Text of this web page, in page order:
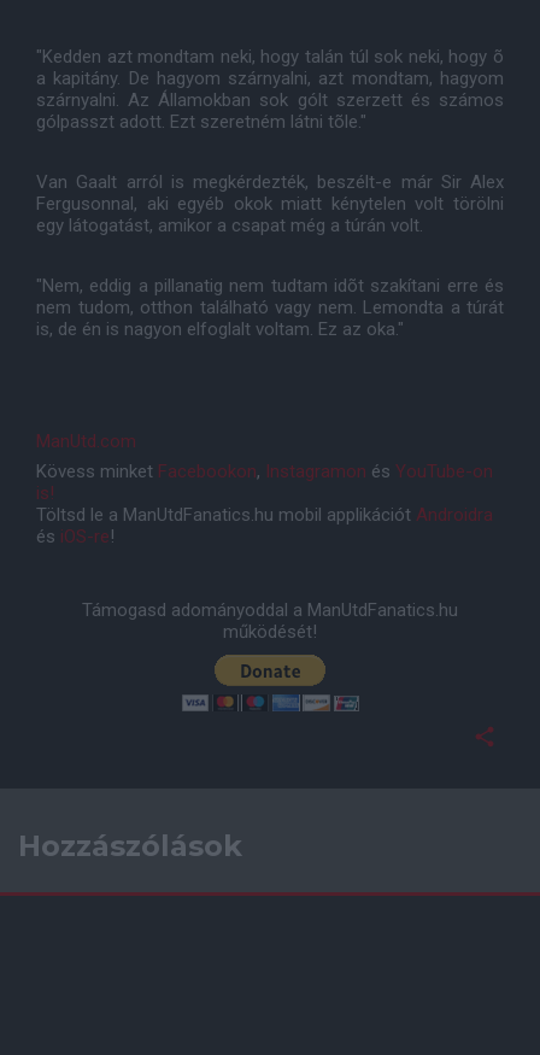
"Kedden azt mondtam neki, hogy talán túl sok neki, hogy õ
a kapitány. De hagyom szárnyalni, azt mondtam, hagyom
szárnyalni. Az Államokban sok gólt szerzett és számos
gólpasszt adott. Ezt szeretném látni tõle."
Van Gaalt arról is megkérdezték, beszélt-e már Sir Alex
Fergusonnal, aki egyéb okok miatt kénytelen volt törölni
egy látogatást, amikor a csapat még a túrán volt.
"Nem, eddig a pillanatig nem tudtam idõt szakítani erre és
nem tudom, otthon található vagy nem. Lemondta a túrát
is, de én is nagyon elfoglalt voltam. Ez az oka."
ManUtd.com
Kövess minket Facebookon, Instagramon és YouTube-on
is!
Töltsd le a ManUtdFanatics.hu mobil applikációt Androidra
és iOS-re!
Támogasd adományoddal a ManUtdFanatics.hu
működését!
Hozzászólások